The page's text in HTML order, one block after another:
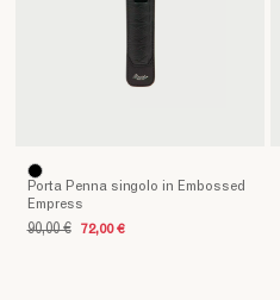
Porta Penna singolo in Embossed
Empress
90,00 € 72,00 €